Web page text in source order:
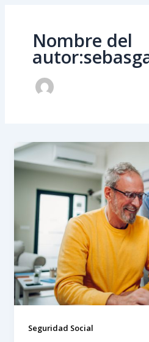
Nombre del
Seguridad Social